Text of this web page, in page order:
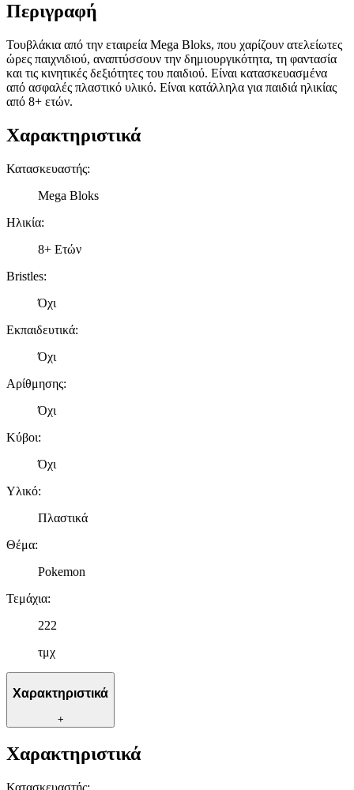
Περιγραφή
Τουβλάκια από την εταιρεία Mega Bloks, που χαρίζουν ατελείωτες
ώρες παιχνιδιού, αναπτύσσουν την δημιουργικότητα, τη φαντασία
και τις κινητικές δεξιότητες του παιδιού. Είναι κατασκευασμένα
από ασφαλές πλαστικό υλικό. Είναι κατάλληλα για παιδιά ηλικίας
από 8+ ετών.
Χαρακτηριστικά
Κατασκευαστής:
Mega Bloks
Ηλικία:
8+ Ετών
Bristles:
Όχι
Εκπαιδευτικά:
Όχι
Αρίθμησης:
Όχι
Κύβοι:
Όχι
Υλικό:
Πλαστικά
Θέμα:
Pokemon
Τεμάχια:
222
τμχ
Χαρακτηριστικά
+
Χαρακτηριστικά
Κατασκευαστής: